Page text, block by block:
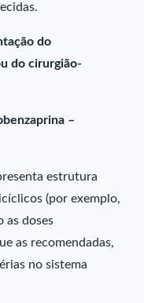
do
do cirurgião-
–
estrutura
(por exemplo,
as doses
as recomendadas,
no sistema